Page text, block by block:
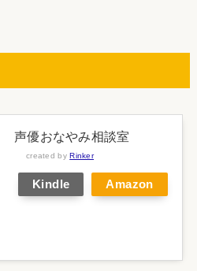
声優おなやみ相談室
created by Rinker
Kindle Amazon